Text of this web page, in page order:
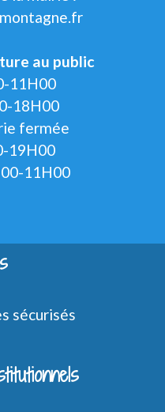
au public
11H00
18H00
fermée
19H00
11H00
sécurisés